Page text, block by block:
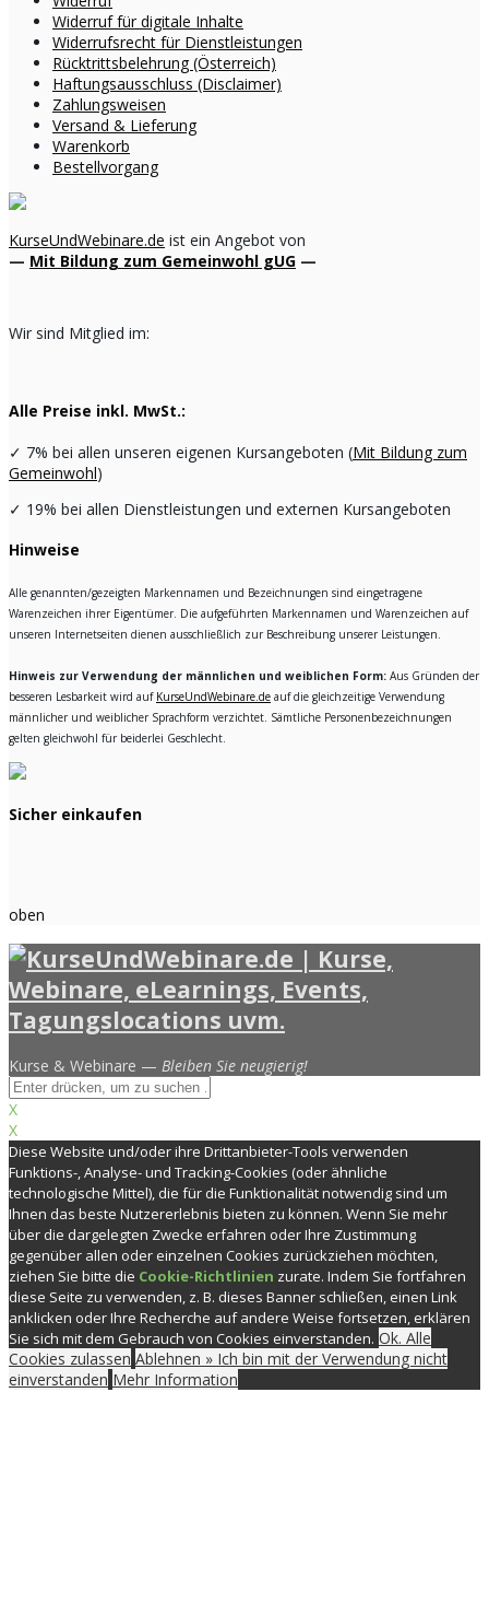
Widerruf für digitale Inhalte
Widerrufsrecht für Dienstleistungen
Rücktrittsbelehrung (Österreich)
Haftungsausschluss (Disclaimer)
Zahlungsweisen
Versand & Lieferung
Warenkorb
Bestellvorgang
KurseUndWebinare.de ist ein Angebot von
— Mit Bildung zum Gemeinwohl gUG —
Wir sind Mitglied im:
Alle Preise inkl. MwSt.:
✓ 7% bei allen unseren eigenen Kursangeboten (Mit Bildung zum
Gemeinwohl)
✓ 19% bei allen Dienstleistungen und externen Kursangeboten
Hinweise
Alle genannten/gezeigten Markennamen und Bezeichnungen sind eingetragene
Warenzeichen ihrer Eigentümer. Die aufgeführten Markennamen und Warenzeichen auf
unseren Internetseiten dienen ausschließlich zur Beschreibung unserer Leistungen.
Hinweis zur Verwendung der männlichen und weiblichen Form: Aus Gründen der
besseren Lesbarkeit wird auf KurseUndWebinare.de auf die gleichzeitige Verwendung
männlicher und weiblicher Sprachform verzichtet. Sämtliche Personenbezeichnungen
gelten gleichwohl für beiderlei Geschlecht.
Sicher einkaufen
oben
Kurse & Webinare — Bleiben Sie neugierig!
X
X
Diese Website und/oder ihre Drittanbieter-Tools verwenden
Funktions-, Analyse- und Tracking-Cookies (oder ähnliche
technologische Mittel), die für die Funktionalität notwendig sind um
Ihnen das beste Nutzererlebnis bieten zu können. Wenn Sie mehr
über die dargelegten Zwecke erfahren oder Ihre Zustimmung
gegenüber allen oder einzelnen Cookies zurückziehen möchten,
ziehen Sie bitte die Cookie-Richtlinien zurate. Indem Sie fortfahren
diese Seite zu verwenden, z. B. dieses Banner schließen, einen Link
anklicken oder Ihre Recherche auf andere Weise fortsetzen, erklären
Sie sich mit dem Gebrauch von Cookies einverstanden. Ok. Alle
Cookies zulassen Ablehnen » Ich bin mit der Verwendung nicht
einverstanden Mehr Information